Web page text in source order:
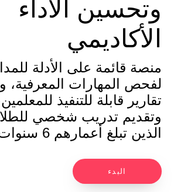
وتحسين الأداء
الأكاديمي
منصة قائمة على الأدلة
لفحص المهارات المعرفية،
تقارير قابلة للتنفيذ
وتقديم تدريب شخصي
الذين تبلغ أعمارهم 6 سنوات فأكثر.
البدء